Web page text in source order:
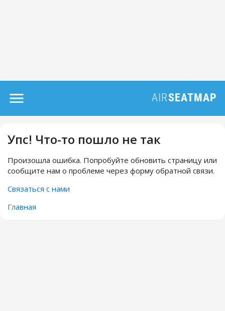
Упс! Что-то пошло не так
Произошла ошибка. Попробуйте обновить страницу или
сообщите нам о проблеме через форму обратной связи.
Связаться с нами
Главная